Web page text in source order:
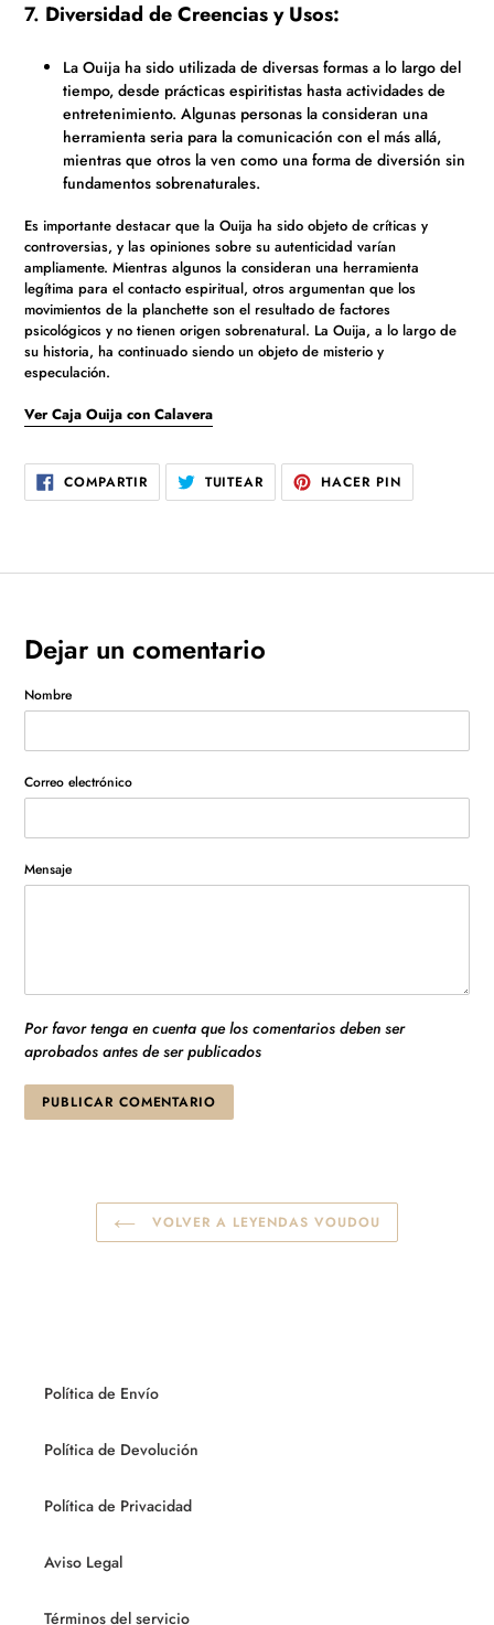
7. Diversidad de Creencias y Usos:
La Ouija ha sido utilizada de diversas formas a lo largo del
tiempo, desde prácticas espiritistas hasta actividades de
entretenimiento. Algunas personas la consideran una
herramienta seria para la comunicación con el más allá,
mientras que otros la ven como una forma de diversión sin
fundamentos sobrenaturales.
Es importante destacar que la Ouija ha sido objeto de críticas y
controversias, y las opiniones sobre su autenticidad varían
ampliamente. Mientras algunos la consideran una herramienta
legítima para el contacto espiritual, otros argumentan que los
movimientos de la planchette son el resultado de factores
psicológicos y no tienen origen sobrenatural. La Ouija, a lo largo de
su historia, ha continuado siendo un objeto de misterio y
especulación.
Ver Caja Ouija con Calavera
COMPARTIRCOMPARTIR
EN
FACEBOOK
TUITEAR TUITEAR
EN
TWITTER
HACER PINPINEAR
EN
PINTEREST
Dejar un comentario
Nombre
Correo electrónico
Mensaje
Por favor tenga en cuenta que los comentarios deben ser
aprobados antes de ser publicados
VOLVER A LEYENDAS VOUDOU
Política de Envío
Política de Devolución
Política de Privacidad
Aviso Legal
Términos del servicio